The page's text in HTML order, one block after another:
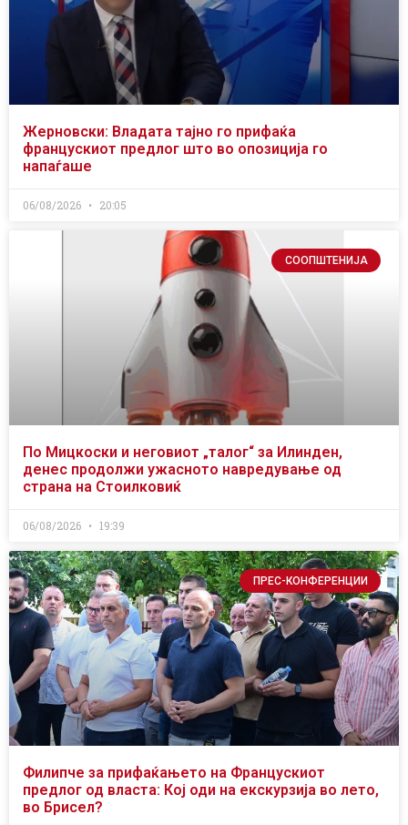
Жерновски: Владата тајно го прифаќа
францускиот предлог што во опозиција го
напаѓаше
06/08/2026 20:05
СООПШТЕНИЈА
По Мицкоски и неговиот „талог“ за Илинден,
денес продолжи ужасното навредување од
страна на Стоилковиќ
06/08/2026 19:39
ПРЕС-КОНФЕРЕНЦИИ
Филипче за прифаќањето на Францускиот
предлог од власта: Кој оди на екскурзија во лето,
во Брисел?